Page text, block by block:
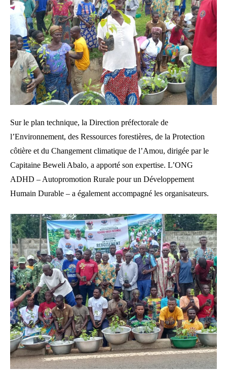
Sur le plan technique, la Direction préfectorale de
l’Environnement, des Ressources forestières, de la Protection
côtière et du Changement climatique de l’Amou, dirigée par le
Capitaine Beweli Abalo, a apporté son expertise. L’ONG
ADHD – Autopromotion Rurale pour un Développement
Humain Durable – a également accompagné les organisateurs.